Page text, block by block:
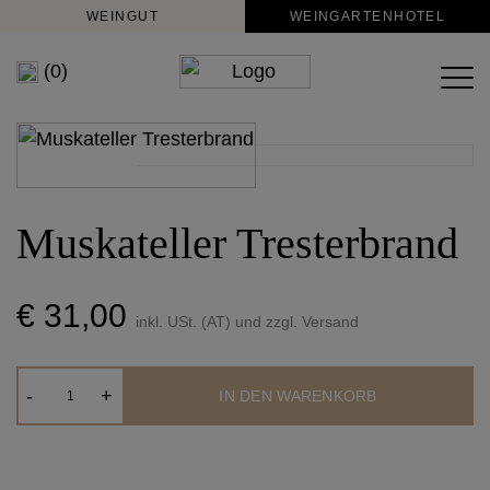
WEINGUT WEINGARTENHOTEL
(0)
Muskateller Tresterbrand
€ 31,00 inkl. USt. (AT) und zzgl. Versand
- + IN DEN WARENKORB